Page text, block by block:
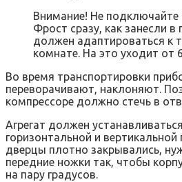
Внимание! Не подключайте
Фрост сразу, как занесли
должен адаптироваться к
комнате. На это уходит от
Во время транспортировки
переворачивают, наклоняют.
компрессоре должно стечь в
Агрегат должен
горизонтальной и
дверцы плотно закрывались,
передние ножки так, чтобы
на пару градусов.